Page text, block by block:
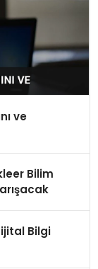
ve
Bilim
Bilgi